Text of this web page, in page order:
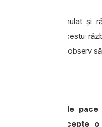
care s-au acumulat
că învechirea acestui
ce deocamdată nu observ
de un acord de
să accepte